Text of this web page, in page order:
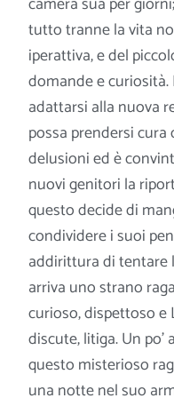
tutto tranne la vita
iperattiva, e del
domande e
adattarsi alla nuova
possa prendersi
delusioni ed è
nuovi genitori la
questo decide di
condividere i suoi
addirittura di tentare
arriva uno strano
curioso, dispettoso e
discute, litiga. Un
questo misterioso
una notte nel suo